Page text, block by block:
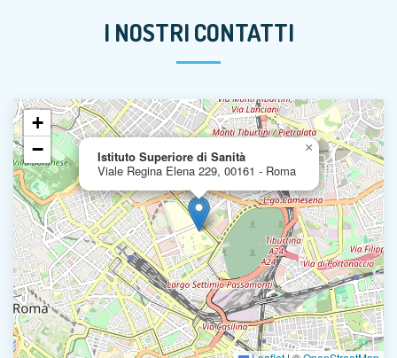
I NOSTRI CONTATTI
Istituto Superiore di Sanità
Viale Regina Elena 229, 00161 - Roma
×
+
−